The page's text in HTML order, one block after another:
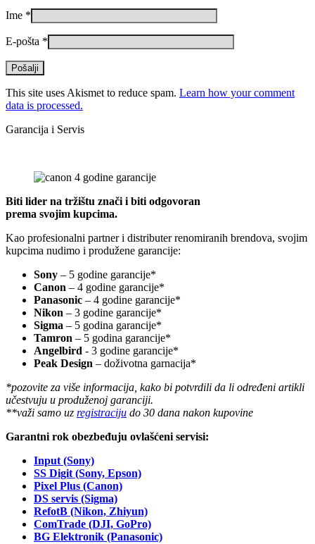
Ime *
E-pošta *
This site uses Akismet to reduce spam. Learn how your comment
data is processed.
Garancija i Servis
Biti lider na tržištu znači i biti odgovoran
prema svojim kupcima.
Kao profesionalni partner i distributer renomiranih brendova, svojim
kupcima nudimo i produžene garancije:
Sony – 5 godine garancije*
Canon – 4 godine garancije*
Panasonic – 4 godine garancije*
Nikon – 3 godine garancije*
Sigma – 5 godina garancije*
Tamron – 5 godina garancije*
Angelbird - 3 godine garancije*
Peak Design – doživotna garnacija*
*pozovite za više informacija, kako bi potvrdili da li određeni artikli
učestvuju u produženoj garanciji.
**važi samo uz registraciju do 30 dana nakon kupovine
Garantni rok obezbeđuju ovlašćeni servisi:
Input (Sony)
SS Digit (Sony, Epson)
Pixel Plus (Canon)
DS servis (Sigma)
RefotB (Nikon, Zhiyun)
ComTrade (DJI, GoPro)
BG Elektronik (Panasonic)